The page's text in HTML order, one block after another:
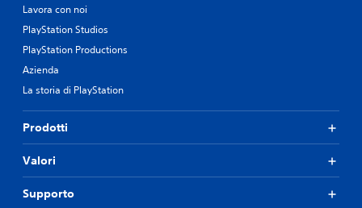
Lavora con noi
PlayStation Studios
PlayStation Productions
Azienda
La storia di PlayStation
Prodotti
Valori
Supporto